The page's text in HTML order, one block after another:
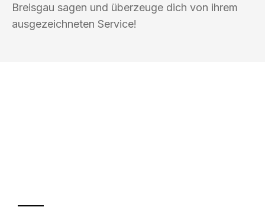
Breisgau sagen und überzeuge dich von ihrem
ausgezeichneten Service!